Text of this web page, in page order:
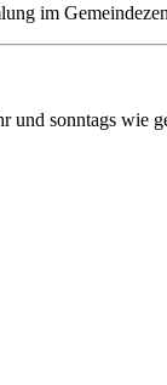
im
und sonntags wie